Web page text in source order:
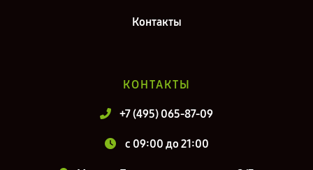
Контакты
КОНТАКТЫ
+7 (495) 065-87-09
c 09:00 до 21:00